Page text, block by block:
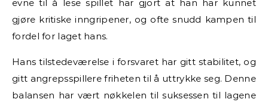
evne til å lese spillet har gjort at han har kunnet
gjøre kritiske inngripener, og ofte snudd kampen til
fordel for laget hans.
Hans tilstedeværelse i forsvaret har gitt stabilitet, og
gitt angrepsspillere friheten til å uttrykke seg. Denne
balansen har vært nøkkelen til suksessen til lagene